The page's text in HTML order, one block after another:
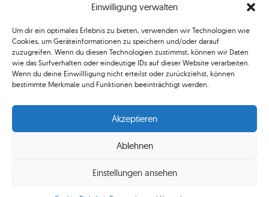
Einwilligung verwalten
Um dir ein optimales Erlebnis zu bieten, verwenden wir Technologien wie
Cookies, um Geräteinformationen zu speichern und/oder darauf
zuzugreifen. Wenn du diesen Technologien zustimmst, können wir Daten
wie das Surfverhalten oder eindeutige IDs auf dieser Website verarbeiten.
Wenn du deine Einwillligung nicht erteilst oder zurückziehst, können
bestimmte Merkmale und Funktionen beeinträchtigt werden.
Akzeptieren
Ablehnen
Einstellungen ansehen
für Monat unser Bestes, um Sie mit außergewöhnlichen
zu versorgen. Im Magazin, auf unserer Website & auf
unseren Social Media Plattformen! Das verdient im
klassischen Wortsinn nicht nur Anerkennung!